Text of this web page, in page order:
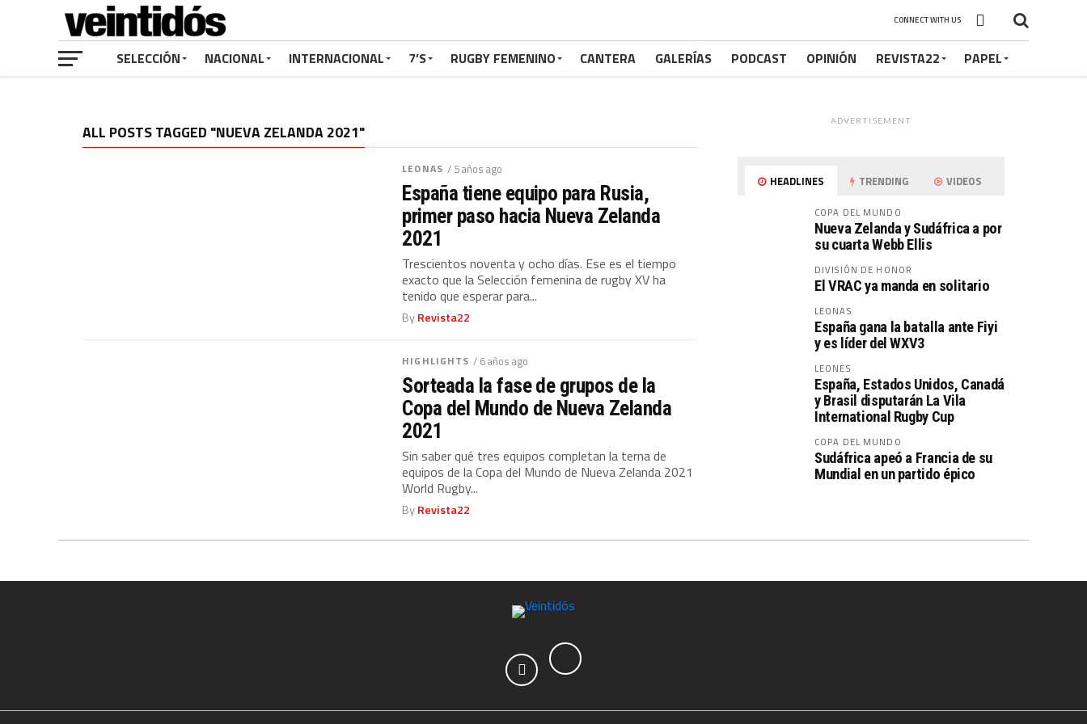
CONNECT WITH US
SELECCIÓN NACIONAL INTERNACIONAL 7’S RUGBY FEMENINO CANTERA GALERÍAS PODCAST OPINIÓN REVISTA22 PAPEL
ALL POSTS TAGGED "NUEVA ZELANDA 2021"
LEONAS / 5 años ago
España tiene equipo para Rusia,
primer paso hacia Nueva Zelanda
2021
Trescientos noventa y ocho días. Ese es el tiempo
exacto que la Selección femenina de rugby XV ha
tenido que esperar para...
ByRevista22
HIGHLIGHTS / 6 años ago
Sorteada la fase de grupos de la
Copa del Mundo de Nueva Zelanda
2021
Sin saber qué tres equipos completan la terna de
equipos de la Copa del Mundo de Nueva Zelanda 2021
World Rugby...
ByRevista22
ADVERTISEMENT
HEADLINES TRENDING VIDEOS
COPA DEL MUNDO
Nueva Zelanda y Sudáfrica a por
su cuarta Webb Ellis
DIVISIÓN DE HONOR
El VRAC ya manda en solitario
LEONAS
España gana la batalla ante Fiyi
y es líder del WXV3
LEONES
España, Estados Unidos, Canadá
y Brasil disputarán La Vila
International Rugby Cup
COPA DEL MUNDO
Sudáfrica apeó a Francia de su
Mundial en un partido épico